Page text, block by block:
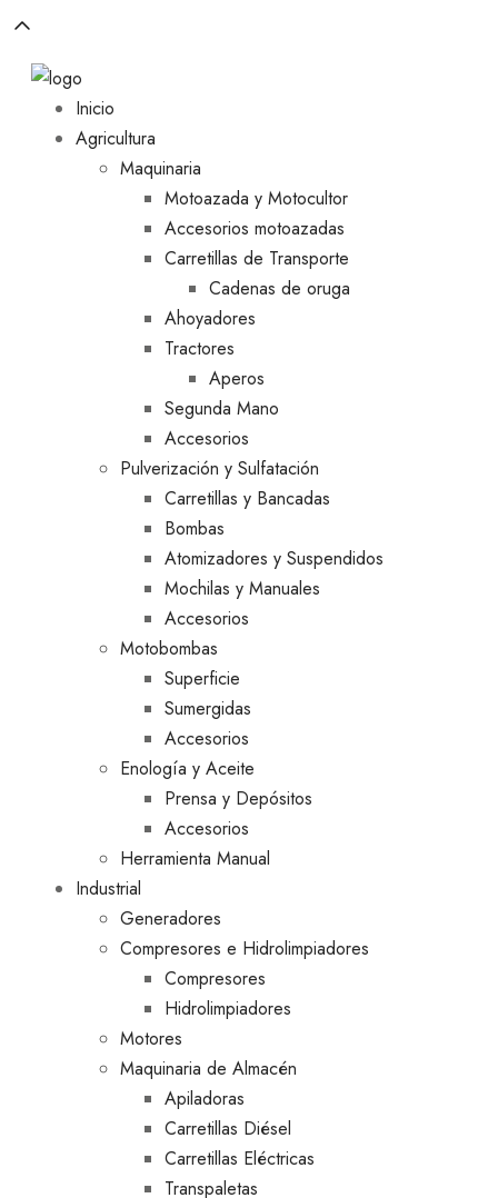
Inicio
Agricultura
Maquinaria
Motoazada y Motocultor
Accesorios motoazadas
Carretillas de Transporte
Cadenas de oruga
Ahoyadores
Tractores
Aperos
Segunda Mano
Accesorios
Pulverización y Sulfatación
Carretillas y Bancadas
Bombas
Atomizadores y Suspendidos
Mochilas y Manuales
Accesorios
Motobombas
Superficie
Sumergidas
Accesorios
Enología y Aceite
Prensa y Depósitos
Accesorios
Herramienta Manual
Industrial
Generadores
Compresores e Hidrolimpiadores
Compresores
Hidrolimpiadores
Motores
Maquinaria de Almacén
Apiladoras
Carretillas Diésel
Carretillas Eléctricas
Transpaletas